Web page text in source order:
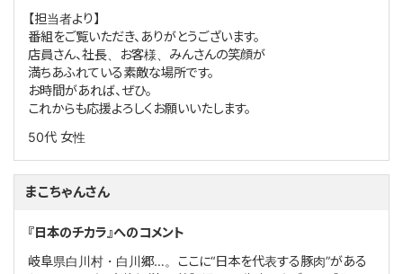
【担当者より】
番組をご覧いただき、ありがとうございます。
店員さん、社長、お客様、みんさんの笑顔が
満ちあふれている素敵な場所です。
お時間があれば、ぜひ。
これからも応援よろしくお願いいたします。
50代 女性
まこちゃんさん
『日本のチカラ』へのコメント
岐阜県白川村・白川郷…。ここに“日本を代表する豚肉”がある